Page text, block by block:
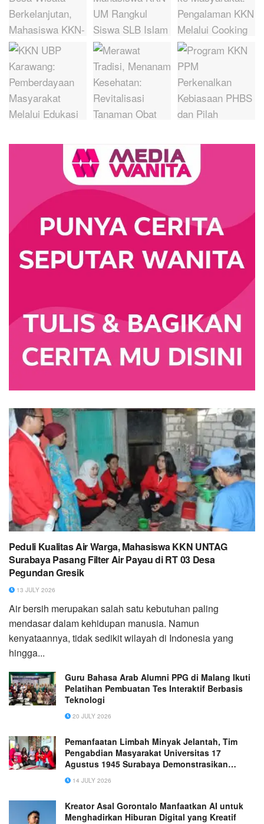
Peduli Kualitas Air Warga, Mahasiswa KKN UNTAG
Surabaya Pasang Filter Air Payau di RT 03 Desa
Pegundan Gresik
13 JULY 2026
Air bersih merupakan salah satu kebutuhan paling
mendasar dalam kehidupan manusia. Namun
kenyataannya, tidak sedikit wilayah di Indonesia yang
hingga...
Guru Bahasa Arab Alumni PPG di Malang Ikuti
Pelatihan Pembuatan Tes Interaktif Berbasis
Teknologi
20 JULY 2026
Pemanfaatan Limbah Minyak Jelantah, Tim
Pengabdian Masyarakat Universitas 17
Agustus 1945 Surabaya Demonstrasikan
Pembuatan Lilin Aromaterapi Di Pabrik
Kerupuk
14 JULY 2026
Kreator Asal Gorontalo Manfaatkan AI untuk
Menghadirkan Hiburan Digital yang Kreatif